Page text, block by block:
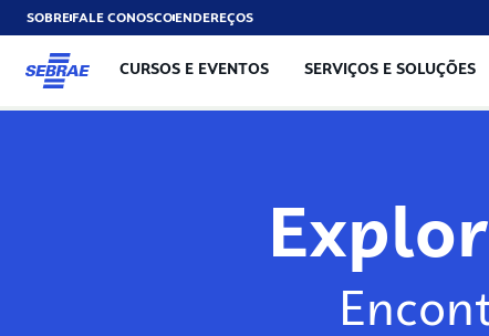
SOBREFALE CONOSCOENDEREÇOS
CURSOS E EVENTOS SERVIÇOS E SOLUÇÕES